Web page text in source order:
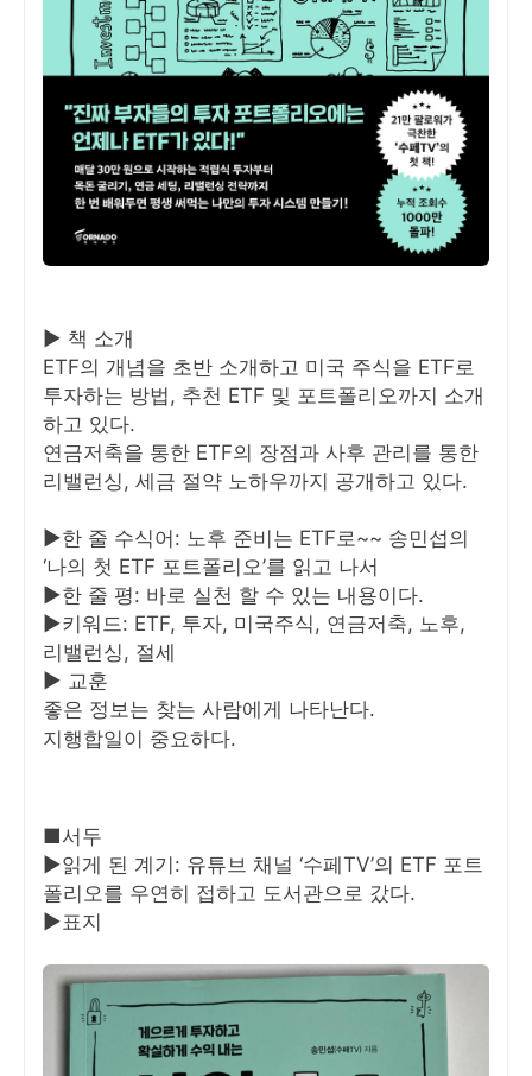
▶ 책 소개
ETF의 개념을 초반 소개하고 미국 주식을 ETF로
투자하는 방법, 추천 ETF 및 포트폴리오까지 소개
하고 있다.
연금저축을 통한 ETF의 장점과 사후 관리를 통한
리밸런싱, 세금 절약 노하우까지 공개하고 있다.
▶한 줄 수식어: 노후 준비는 ETF로~~ 송민섭의
‘나의 첫 ETF 포트폴리오’를 읽고 나서
▶한 줄 평: 바로 실천 할 수 있는 내용이다.
▶키워드: ETF, 투자, 미국주식, 연금저축, 노후,
리밸런싱, 절세
▶ 교훈
좋은 정보는 찾는 사람에게 나타난다.
지행합일이 중요하다.
■서두
▶읽게 된 계기: 유튜브 채널 ‘수페TV’의 ETF 포트
폴리오를 우연히 접하고 도서관으로 갔다.
▶표지